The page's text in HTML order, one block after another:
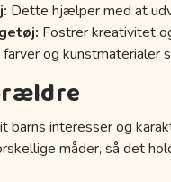
Dette hjælper med at
Fostrer kreativitet
og kunstmaterialer
barns interesser og
måder, så det